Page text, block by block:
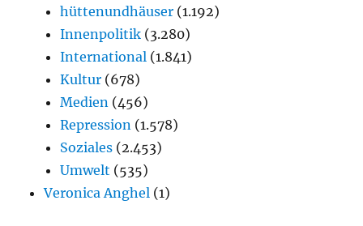
hüttenundhäuser (1.192)
Innenpolitik (3.280)
International (1.841)
Kultur (678)
Medien (456)
Repression (1.578)
Soziales (2.453)
Umwelt (535)
Veronica Anghel (1)